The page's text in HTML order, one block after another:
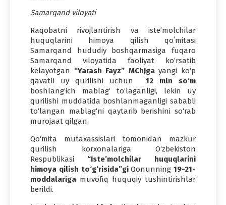
Samarqand viloyati
Raqobatni rivojlantirish va iste’molchilar
huquqlarini himoya qilish qoʻmitasi
Samarqand hududiy boshqarmasiga fuqaro
Samarqand viloyatida faoliyat ko‘rsatib
kelayotgan “Yarash Fayz” MChJgayangi ko‘p
qavatli uy qurilishi uchun 12 mln so‘m
boshlang‘ich mablag‘ to‘laganligi, lekin uy
qurilishi muddatida boshlanmaganligi sababli
to‘langan mablag‘ni qaytarib berishini so‘rab
murojaat qilgan.
Qo‘mita mutaxassislari tomonidan mazkur
qurilish korxonalariga O‘zbekiston
Respublikasi “Iste’molchilar huquqlarini
himoya qilish to‘g‘risida”giQonunning 19-21-
moddalariga muvofiq huquqiy tushintirishlar
berildi.